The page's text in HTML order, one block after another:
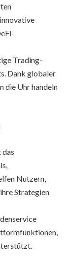
Trading-
Dank globaler
die Uhr handeln
das
Nutzern,
Strategien